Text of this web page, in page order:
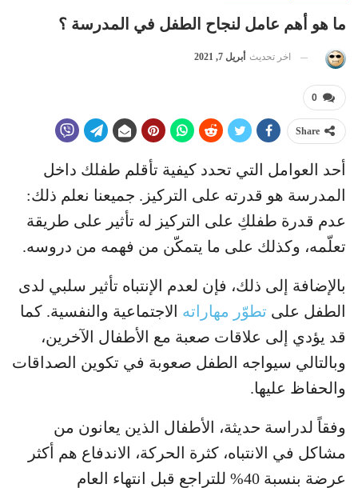
ما هو أهم عامل لنجاح الطفل في المدرسة ؟
اخر تحديث أبريل 7, 2021
0
Share
أحد العوامل التي تحدد كيفية تأقلم طفلك داخل
المدرسة هو قدرته على التركيز. جميعنا نعلم ذلك:
عدم قدرة طفلكِ على التركيز له تأثير على طريقة
تعلّمه، وكذلك على ما يتمكّن من فهمه من دروسه.
بالإضافة إلى ذلك، فإن لعدم الإنتباه تأثير سلبي لدى
الطفل على تطوّر مهاراته الاجتماعية والنفسية. كما
قد يؤدي إلى علاقات صعبة مع الأطفال الآخرين،
وبالتالي سيواجه الطفل صعوبة في تكوين الصداقات
والحفاظ عليها.
وفقاً لدراسة حديثة، الأطفال الذين يعانون من
مشاكل في الانتباه، كثرة الحركة، الاندفاع هم أكثر
عرضة بنسبة 40% للتراجع قبل انتهاء العام